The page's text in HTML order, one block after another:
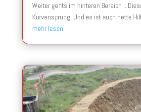
Weiter gehts im hinteren Bereich ..
Kurvensprung. Und es ist auch nette
mehr lesen